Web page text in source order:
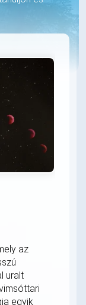
az
uralt
egyik